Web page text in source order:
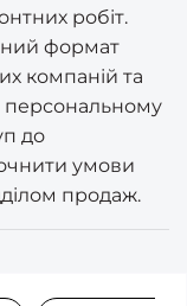
робіт.
формат
компаній та
персональному
до
умови
продаж.